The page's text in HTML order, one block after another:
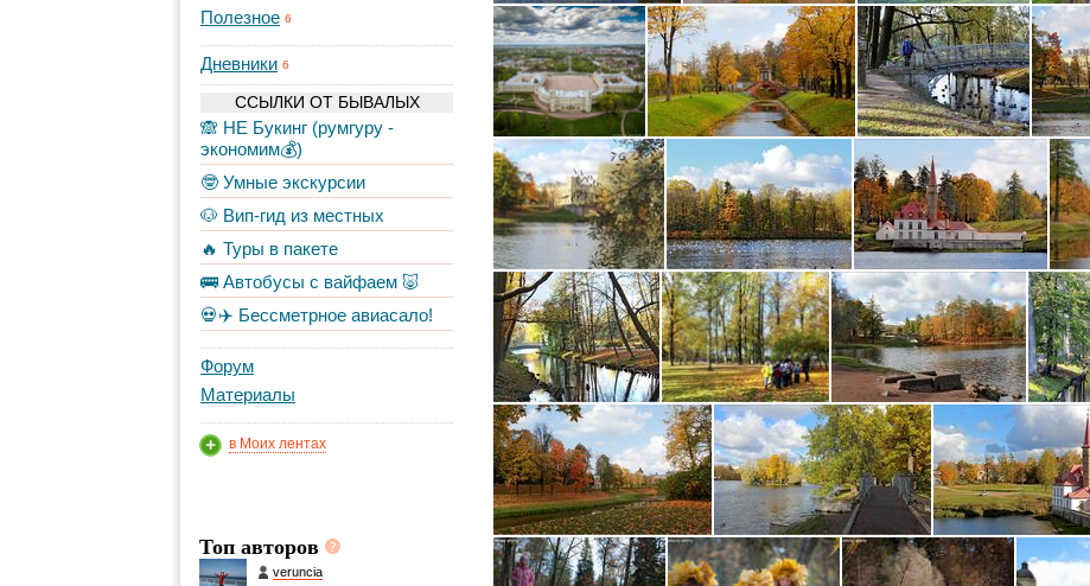
Полезное 6
Дневники 6
ССЫЛКИ ОТ БЫВАЛЫХ
🙈 НЕ Букинг (румгуру -
экономим💰)
🤓 Умные экскурсии
🐶 Вип-гид из местных
🔥 Туры в пакете
🚌 Автобусы с вайфаем 🐷
💀✈️ Бессметрное авиасало!
Форум
Материалы
в Моих лентах
Топ авторов
veruncia